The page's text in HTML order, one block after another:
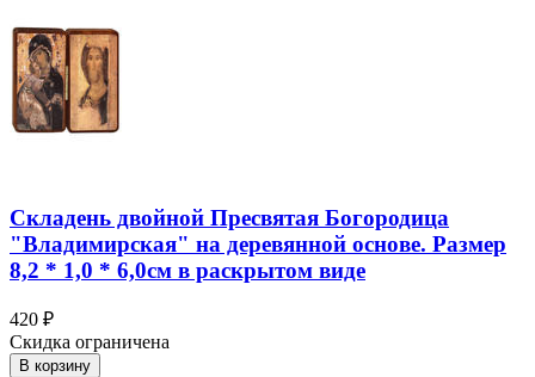
Складень двойной Пресвятая Богородица
"Владимирская" на деревянной основе. Размер
8,2 * 1,0 * 6,0см в раскрытом виде
420 ₽
Скидка ограничена
В корзину